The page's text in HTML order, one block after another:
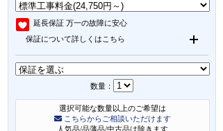
延長保証 万一の故障に安心
保証について詳しくはこちら
数量：
選択可能な数量以上のご希望は
こちらからご相談いただけます
人気品/品薄品/中古品は除きます